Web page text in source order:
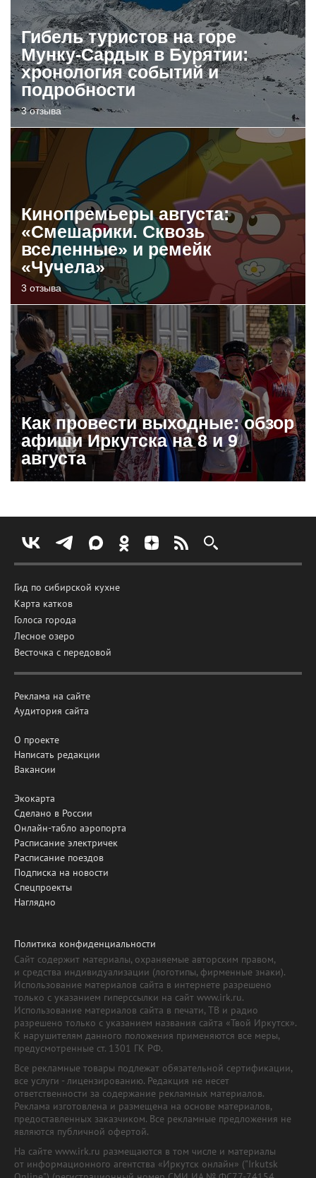
Гибель туристов на горе
Мунку-Сардык в Бурятии:
хронология событий и
подробности
3 отзыва
Кинопремьеры августа:
«Смешарики. Сквозь
вселенные» и ремейк
«Чучела»
3 отзыва
Как провести выходные: обзор
афиши Иркутска на 8 и 9
августа
Гид по сибирской кухне
Карта катков
Голоса города
Лесное озеро
Весточка с передовой
Реклама на сайте
Аудитория сайта
О проекте
Написать редакции
Вакансии
Экокарта
Сделано в России
Онлайн-табло аэропорта
Расписание электричек
Расписание поездов
Подписка на новости
Спецпроекты
Наглядно
Политика конфиденциальности
Сайт содержит материалы, охраняемые авторским правом,
и средства индивидуализации (логотипы, фирменные знаки).
Использование материалов сайта в интернете разрешено
только с указанием гиперссылки на сайт www.irk.ru.
Использование материалов сайта в печати, ТВ и радио
разрешено только с указанием названия сайта «Твой Иркутск».
К нарушителям данного положения применяются все меры,
предусмотренные ст. 1301 ГК РФ.
Все рекламные товары подлежат обязательной сертификации,
все услуги - лицензированию. Редакция не несет
ответственности за содержание рекламных материалов.
Реклама изготовлена и размещена на основе материалов,
предоставленных заказчиком. Все рекламные предложения не
являются публичной офертой.
На сайте www.irk.ru размещаются в том числе и материалы
от информационного агентства «Иркутск онлайн» ("Irkutsk